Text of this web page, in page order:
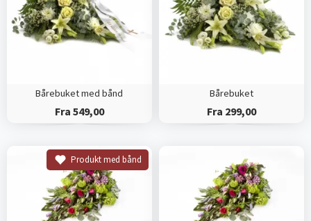
Bårebuket med bånd
Fra 549,00
Bårebuket
Fra 299,00
Produkt med bånd